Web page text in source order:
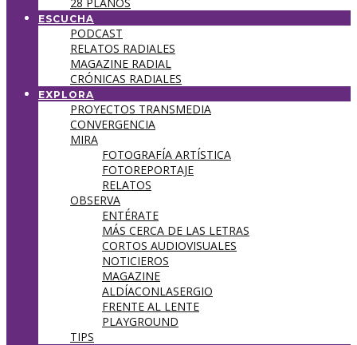
ESCUCHA
PODCAST
RELATOS RADIALES
MAGAZINE RADIAL
CRÓNICAS RADIALES
EXPLORA
PROYECTOS TRANSMEDIA
CONVERGENCIA
MIRA
FOTOGRAFÍA ARTÍSTICA
FOTOREPORTAJE
RELATOS
OBSERVA
ENTÉRATE
MÁS CERCA DE LAS LETRAS
CORTOS AUDIOVISUALES
NOTICIEROS
MAGAZINE
ALDÍACONLASERGIO
FRENTE AL LENTE
PLAYGROUND
TIPS